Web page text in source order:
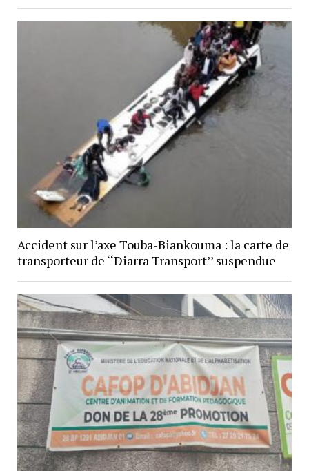
Accident sur l’axe Touba-Biankouma : la carte de
transporteur de ‘‘Diarra Transport’’ suspendue